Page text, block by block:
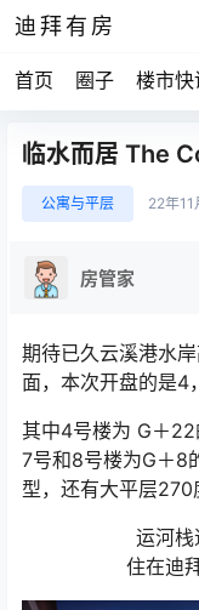
迪拜有房
首页 圈子 楼市快
临水而居 The
公寓与平层 22年11
房管家
期待已久云溪港水
面，本次开盘的是4
其中4号楼为 G＋22
7号和8号楼为G＋8
型，还有大平层270
运河栈
住在迪